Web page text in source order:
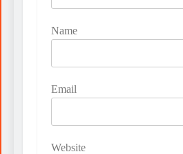
Name
Email
Website